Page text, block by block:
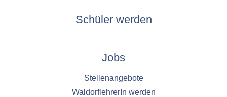
Schüler werden
Jobs
Stellenangebote
WaldorflehrerIn werden